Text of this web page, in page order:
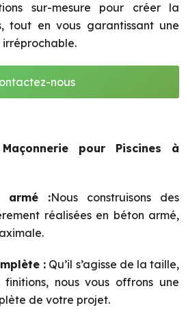
sur-mesure pour créer la
tout en vous garantissant une
nous
pour Piscines à
armé :Nous construisons des
réalisées en béton armé,
: Qu’il s’agisse de la taille,
nous vous offrons une
de votre projet.